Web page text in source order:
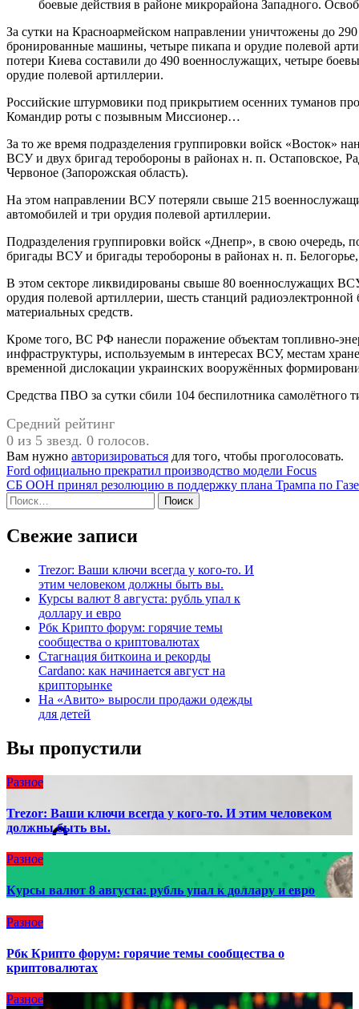
боевые действия в районе микрорайона Западного.
За сутки на Красноармейском направлении уничтожены до
бронированные машины, четыре пикапа и орудие полевой
потери Киева составили до 490 военнослужащих, четыре
орудие полевой артиллерии.
Российские штурмовики под прикрытием осенних туманов
Командир роты с позывным Миссионер…
За то же время подразделения группировки войск «Восток»
ВСУ и двух бригад теробороны в районах н. п. Остаповское,
Червоное (Запорожская область).
На этом направлении ВСУ потеряли свыше 215
автомобилей и три орудия полевой артиллерии.
Подразделения группировки войск «Днепр», в свою очередь,
бригады ВСУ и бригады теробороны в районах н. п.
В этом секторе ликвидированы свыше 80 военнослужащих
орудия полевой артиллерии, шесть станций
материальных средств.
Кроме того, ВС РФ нанесли поражение объектам топливно-
инфраструктуры, используемым в интересах ВСУ, местам
временной дислокации украинских вооружённых
Средства ПВО за сутки сбили 104 беспилотника самолётного
Средний рейтинг
0 из 5 звезд. 0 голосов.
Вам нужно авторизироваться для того, чтобы проголосовать.
Навигация
по
записям
Ford официально прекратил производство модели Focus
СБ ООН принял резолюцию в поддержку плана Трампа по Газе
Найти:
Свежие записи
Trezor: Ваши ключи всегда у кого-то. И
этим человеком должны быть вы.
Курсы валют 8 августа: рубль упал к
доллару и евро
Рбк Крипто форум: горячие темы
сообщества о криптовалютах
Стагнация биткоина и рекорды
Cardano: как начинается август на
крипторынке
На «Авито» выросли продажи одежды
для детей
Вы пропустили
Разное
Trezor: Ваши ключи всегда у кого-то. И этим человеком
должны быть вы.
Разное
Курсы валют 8 августа: рубль упал к доллару и евро
Разное
Рбк Крипто форум: горячие темы сообщества о
криптовалютах
Разное